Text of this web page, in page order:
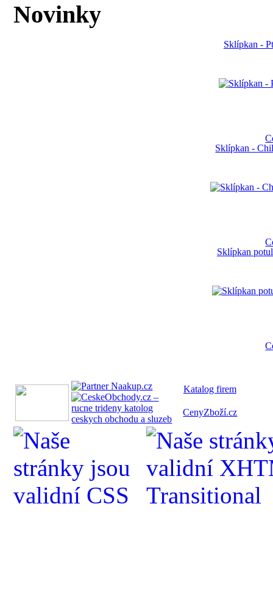
Novinky
Sklípkan -
Sklípkan -
Sklípkan
Katalog firem
CenyZboží.cz